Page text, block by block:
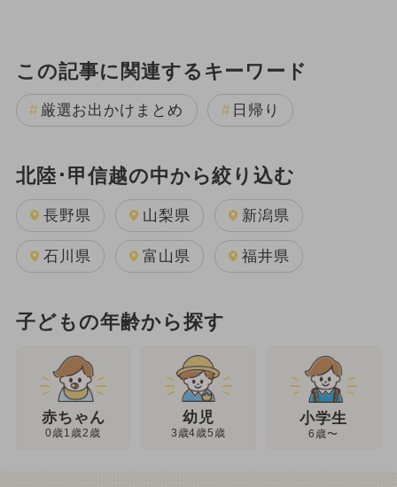
この記事に関連するキーワード
厳選お出かけまとめ 日帰り
北陸･甲信越の中から絞り込む
長野県 山梨県 新潟県
石川県 富山県 福井県
子どもの年齢から探す
赤ちゃん
0歳1歳2歳
幼児
3歳4歳5歳
小学生
6歳〜